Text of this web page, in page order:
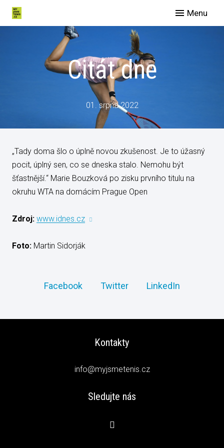
Menu
O nás
Citát dne
01. srpna 2022
„Tady doma šlo o úplně novou zkušenost. Je to úžasný
pocit, úplný sen, co se dneska stalo. Nemohu být
šťastnější.“ Marie Bouzková po zisku prvního titulu na
okruhu WTA na domácím Prague Open
Zdroj: www.idnes.cz
Foto: Martin Sidorják
Facebook Twitter LinkedIn
Kontakty
info@myjsmetenis.cz
Sledujte nás